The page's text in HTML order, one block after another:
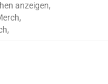
anzeigen,
,
,